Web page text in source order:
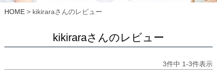
HOME kikiraraさんのレビュー
kikiraraさんのレビュー
3件中 1-3件表示